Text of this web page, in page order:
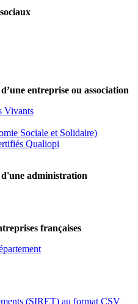
entreprise ou association
Vivants
Sociale et Solidaire)
Qualiopi
administration
françaises
(SIRET) au format CSV